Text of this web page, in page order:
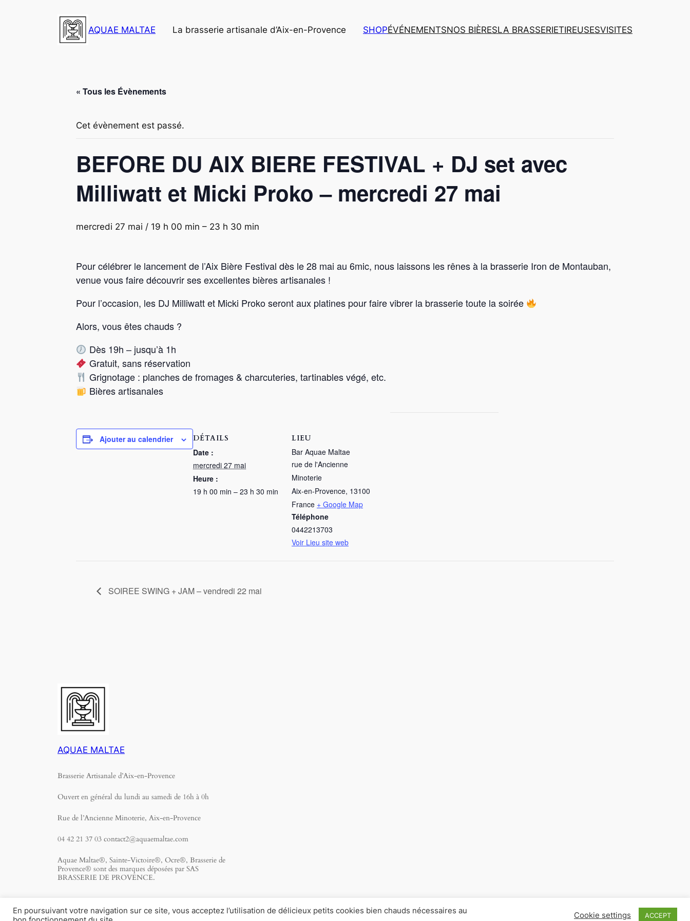
AQUAE MALTAE La brasserie artisanale d’Aix-en-Provence SHOPÉVÉNEMENTSNOS BIÈRESLA BRASSERIETIREUSESVISITES
« Tous les Évènements
Cet évènement est passé.
BEFORE DU AIX BIERE FESTIVAL + DJ set avec
Milliwatt et Micki Proko – mercredi 27 mai
mercredi 27 mai / 19 h 00 min – 23 h 30 min
Pour célébrer le lancement de l’Aix Bière Festival dès le 28 mai au 6mic, nous laissons les rênes à la brasserie Iron de Montauban,
venue vous faire découvrir ses excellentes bières artisanales !
Pour l’occasion, les DJ Milliwatt et Micki Proko seront aux platines pour faire vibrer la brasserie toute la soirée
Alors, vous êtes chauds ?
Dès 19h – jusqu’à 1h
Gratuit, sans réservation
Grignotage : planches de fromages & charcuteries, tartinables végé, etc.
Bières artisanales
Ajouter au calendrier DÉTAILS
Date :
mercredi 27 mai
Heure :
19 h 00 min – 23 h 30 min
LIEU
Bar Aquae Maltae
rue de l'Ancienne
Minoterie
Aix-en-Provence, 13100
France + Google Map
Téléphone
0442213703
Voir Lieu site web
SOIREE SWING + JAM – vendredi 22 mai
AQUAE MALTAE
Brasserie Artisanale d’Aix-en-Provence
Ouvert en général du lundi au samedi de 16h à 0h
Rue de l’Ancienne Minoterie, Aix-en-Provence
04 42 21 37 03 contact2@aquaemaltae.com
Aquae Maltae®, Sainte-Victoire®, Ocre®, Brasserie de
Provence® sont des marques déposées par SAS
BRASSERIE DE PROVENCE.
En poursuivant votre navigation sur ce site, vous acceptez l’utilisation de délicieux petits cookies bien chauds nécessaires au
Cookie settings ACCEPT